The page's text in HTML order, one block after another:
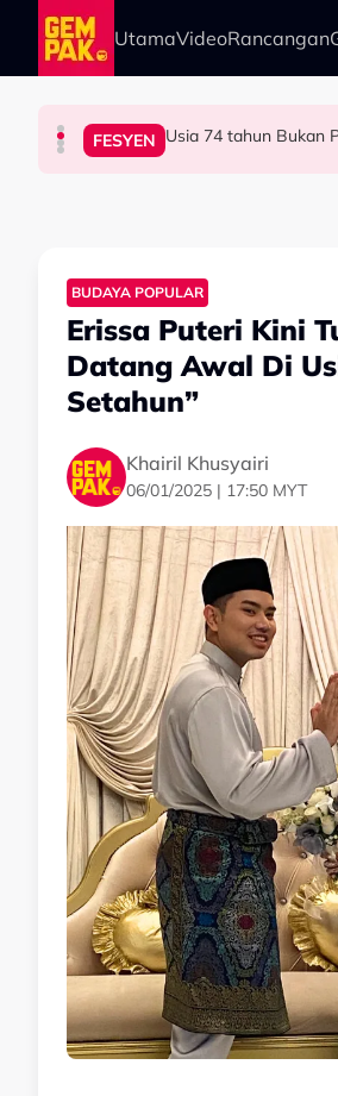
Skip to main content
UtamaVideoRancangan
HIBURAN “Saya Memang
FESYEN
BERITA Tertelan Serpihan
HIBURAN Permintaan Aneh
BUDAYA POPULAR
Erissa Puteri Kini
Datang Awal Di
Setahun”
Khairil Khusyairi
06/01/2025 | 17:50 MYT